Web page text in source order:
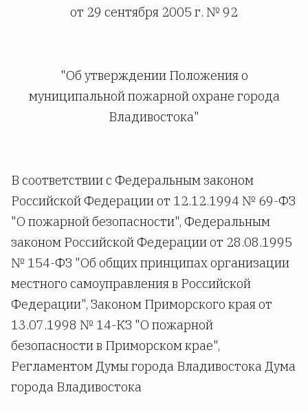
от 29 сентября 2005 г. № 92
"Об утверждении Положения о
муниципальной пожарной охране города
Владивостока"
В соответствии с Федеральным законом
Российской Федерации от 12.12.1994 № 69-ФЗ
"О пожарной безопасности", Федеральным
законом Российской Федерации от 28.08.1995
№ 154-ФЗ "Об общих принципах организации
местного самоуправления в Российской
Федерации", Законом Приморского края от
13.07.1998 № 14-КЗ "О пожарной
безопасности в Приморском крае",
Регламентом Думы города Владивостока Дума
города Владивостока